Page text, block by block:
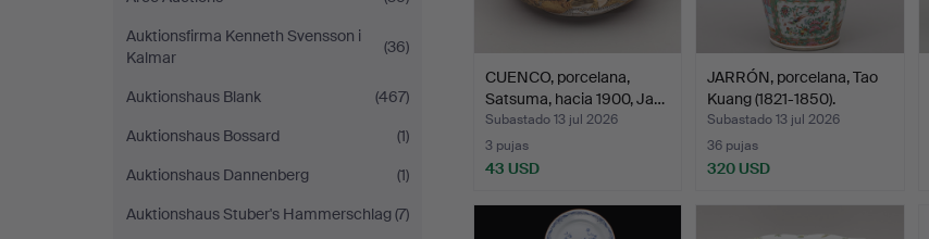
Auktionsfirma Kenneth Svensson i
Kalmar
(36)
Auktionshaus Blank
(467)
Auktionshaus Bossard
(1)
Auktionshaus Dannenberg
(1)
Auktionshaus Stuber's Hammerschlag(7)
CUENCO, porcelana,
Satsuma, hacia 1900, Ja…
Subastado 13 jul 2026
3 pujas
43 USD
JARRÓN, porcelana, Tao
Kuang (1821-1850).
Subastado 13 jul 2026
36 pujas
320 USD